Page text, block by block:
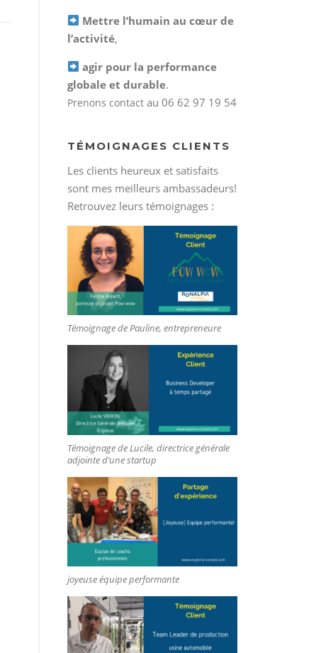
Mettre l’humain au cœur de
l’activité,
agir pour la performance
globale et durable.
Prenons contact au 06 62 97 19 54
TÉMOIGNAGES CLIENTS
Les clients heureux et satisfaits
sont mes meilleurs ambassadeurs!
Retrouvez leurs témoignages :
Témoignage de Pauline, entrepreneure
Témoignage de Lucile, directrice générale
adjointe d’une startup
joyeuse équipe performante